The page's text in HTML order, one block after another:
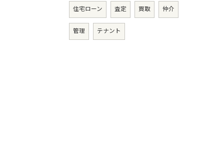
住宅ローン 査定 買取 仲介
管理 テナント